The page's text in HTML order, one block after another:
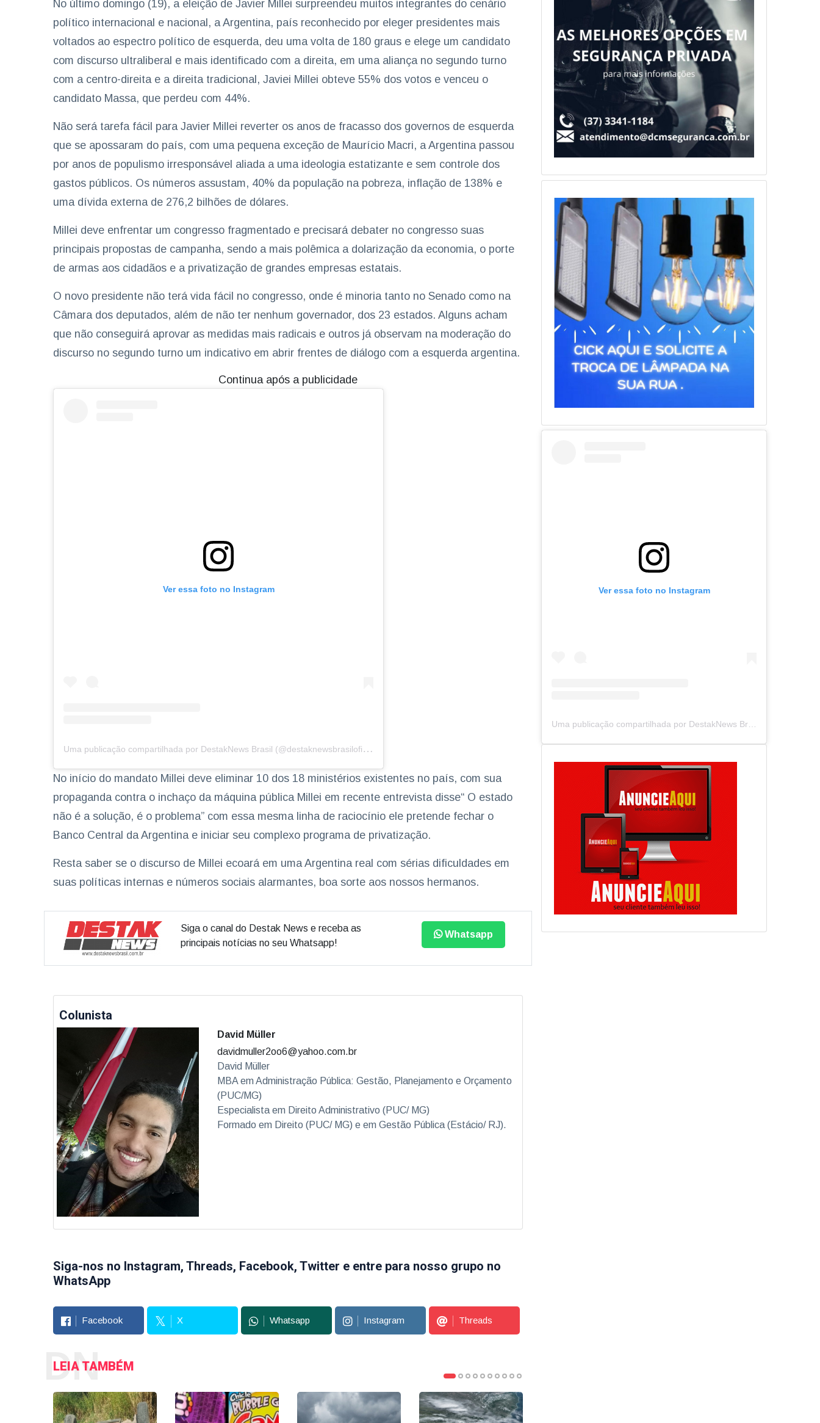
No último domingo (19), a eleição de Javier Millei surpreendeu muitos integrantes do cenário
político internacional e nacional, a Argentina, país reconhecido por eleger presidentes mais
voltados ao espectro político de esquerda, deu uma volta de 180 graus e elege um candidato
com discurso ultraliberal e mais identificado com a direita, em uma aliança no segundo turno
com a centro-direita e a direita tradicional, Javiei Millei obteve 55% dos votos e venceu o
candidato Massa, que perdeu com 44%.
Não será tarefa fácil para Javier Millei reverter os anos de fracasso dos governos de esquerda
que se apossaram do país, com uma pequena exceção de Maurício Macri, a Argentina passou
por anos de populismo irresponsável aliada a uma ideologia estatizante e sem controle dos
gastos públicos. Os números assustam, 40% da população na pobreza, inflação de 138% e
uma dívida externa de 276,2 bilhões de dólares.
Millei deve enfrentar um congresso fragmentado e precisará debater no congresso suas
principais propostas de campanha, sendo a mais polêmica a dolarização da economia, o porte
de armas aos cidadãos e a privatização de grandes empresas estatais.
O novo presidente não terá vida fácil no congresso, onde é minoria tanto no Senado como na
Câmara dos deputados, além de não ter nenhum governador, dos 23 estados. Alguns acham
que não conseguirá aprovar as medidas mais radicais e outros já observam na moderação do
discurso no segundo turno um indicativo em abrir frentes de diálogo com a esquerda argentina.
Continua após a publicidade
Ver essa foto no Instagram
U
ma publicação compartilhada por DestakNews Brasil (@destaknewsbrasiloficial)
No início do mandato Millei deve eliminar 10 dos 18 ministérios existentes no país, com sua
propaganda contra o inchaço da máquina pública Millei em recente entrevista disse“ O estado
não é a solução, é o problema” com essa mesma linha de raciocínio ele pretende fechar o
Banco Central da Argentina e iniciar seu complexo programa de privatização.
Resta saber se o discurso de Millei ecoará em uma Argentina real com sérias dificuldades em
suas políticas internas e números sociais alarmantes, boa sorte aos nossos hermanos.
Siga o canal do Destak News e receba as
principais notícias no seu Whatsapp!
Whatsapp
Colunista
David Müller
davidmuller2oo6@yahoo.com.br
David Müller
MBA em Administração Pública: Gestão, Planejamento e Orçamento
(PUC/MG)
Especialista em Direito Administrativo (PUC/ MG)
Formado em Direito (PUC/ MG) e em Gestão Pública (Estácio/ RJ).
Siga-nos no Instagram, Threads, Facebook, Twitter e entre para nosso grupo no
WhatsApp
Facebook X Whatsapp Instagram Threads
LEIA TAMBÉM
DN
Ver essa foto no Instagram